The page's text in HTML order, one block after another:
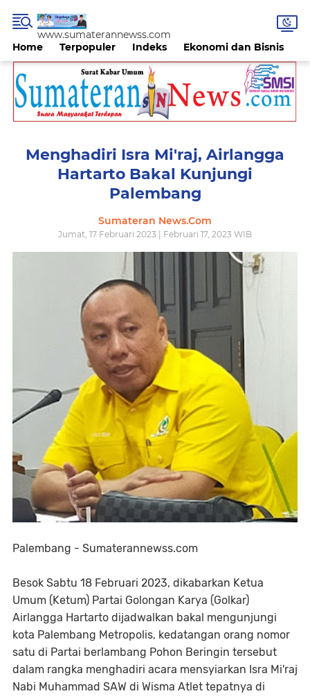
Home Terpopuler Indeks Ekonomi dan Bisnis
www.sumaterannewss.com
Menghadiri Isra Mi'raj, Airlangga
Hartarto Bakal Kunjungi
Palembang
Sumateran News.Com
Jumat, 17 Februari 2023 | Februari 17, 2023 WIB
Palembang - Sumaterannewss.com
Besok Sabtu 18 Februari 2023, dikabarkan Ketua
Umum (Ketum) Partai Golongan Karya (Golkar)
Airlangga Hartarto dijadwalkan bakal mengunjungi
kota Palembang Metropolis, kedatangan orang nomor
satu di Partai berlambang Pohon Beringin tersebut
dalam rangka menghadiri acara mensyiarkan Isra Mi'raj
Nabi Muhammad SAW di Wisma Atlet tepatnya di